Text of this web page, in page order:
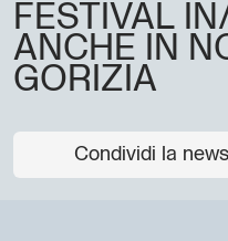
FESTIVAL
ANCHE IN
GORIZIA
Condividi la news